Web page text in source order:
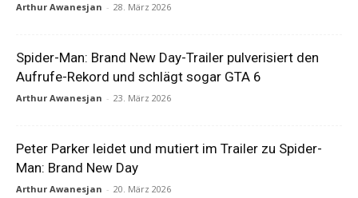
Arthur Awanesjan - 28. März 2026
Spider-Man: Brand New Day-Trailer pulverisiert den
Aufrufe-Rekord und schlägt sogar GTA 6
Arthur Awanesjan - 23. März 2026
Peter Parker leidet und mutiert im Trailer zu Spider-
Man: Brand New Day
Arthur Awanesjan - 20. März 2026